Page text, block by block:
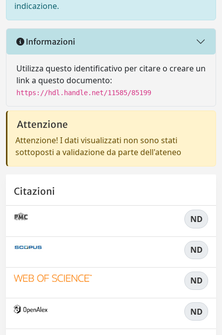
indicazione.
Informazioni
Utilizza questo identificativo per citare o creare un
link a questo documento:
https://hdl.handle.net/11585/85199
Attenzione
Attenzione! I dati visualizzati non sono stati
sottoposti a validazione da parte dell'ateneo
Citazioni
ND
ND
ND
ND